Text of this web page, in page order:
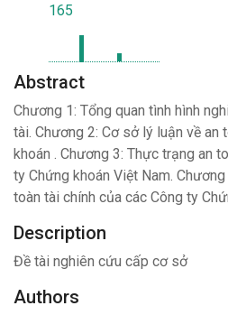
165
Abstract
Chương 1: Tổng quan tình hình
tài. Chương 2: Cơ sở lý luận về an
khoán . Chương 3: Thực trạng an
ty Chứng khoán Việt Nam.
toàn tài chính của các Công ty
Description
Đề tài nghiên cứu cấp cơ sở
Authors